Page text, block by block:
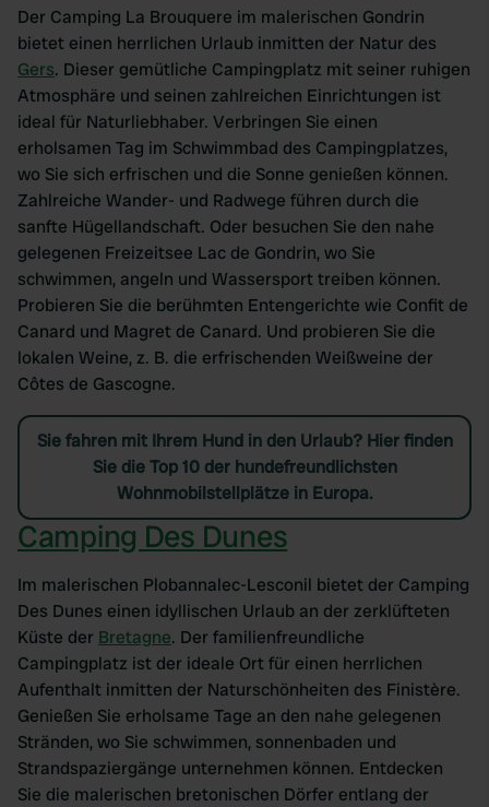
Der Camping La Brouquere im malerischen Gondrin
bietet einen herrlichen Urlaub inmitten der Natur des
Gers. Dieser gemütliche Campingplatz mit seiner ruhigen
Atmosphäre und seinen zahlreichen Einrichtungen ist
ideal für Naturliebhaber. Verbringen Sie einen
erholsamen Tag im Schwimmbad des Campingplatzes,
wo Sie sich erfrischen und die Sonne genießen können.
Zahlreiche Wander- und Radwege führen durch die
sanfte Hügellandschaft. Oder besuchen Sie den nahe
gelegenen Freizeitsee Lac de Gondrin, wo Sie
schwimmen, angeln und Wassersport treiben können.
Probieren Sie die berühmten Entengerichte wie Confit de
Canard und Magret de Canard. Und probieren Sie die
lokalen Weine, z. B. die erfrischenden Weißweine der
Côtes de Gascogne.
Sie fahren mit Ihrem Hund in den Urlaub? Hier finden
Sie die Top 10 der hundefreundlichsten
Wohnmobilstellplätze in Europa.
Camping Des Dunes
Im malerischen Plobannalec-Lesconil bietet der Camping
Des Dunes einen idyllischen Urlaub an der zerklüfteten
Küste der Bretagne. Der familienfreundliche
Campingplatz ist der ideale Ort für einen herrlichen
Aufenthalt inmitten der Naturschönheiten des Finistère.
Genießen Sie erholsame Tage an den nahe gelegenen
Stränden, wo Sie schwimmen, sonnenbaden und
Strandspaziergänge unternehmen können. Entdecken
Sie die malerischen bretonischen Dörfer entlang der